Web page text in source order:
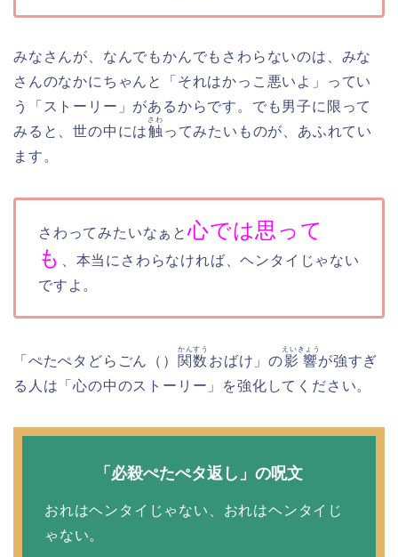
みなさんが、なんでもかんでもさわらないのは、みな
さんのなかにちゃんと「それはかっこ悪いよ」ってい
う「ストーリー」があるからです。でも男子に限って
みると、世の中には触
さわ
ってみたいものが、あふれてい
ます。
さわってみたいなぁと心では思って
も
、本当にさわらなければ、ヘンタイじゃない
ですよ。
「ぺたぺタどらごん（） 関数
かんすう
おばけ」の影響
えいきょう
が強すぎ
る人は「心の中のストーリー」を強化してください。
「必殺ぺたぺタ返し」の呪文
おれはヘンタイじゃない、おれはヘンタイじ
ゃない。